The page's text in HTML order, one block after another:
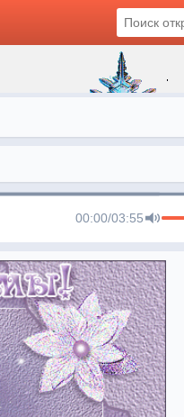
00:00/03:55